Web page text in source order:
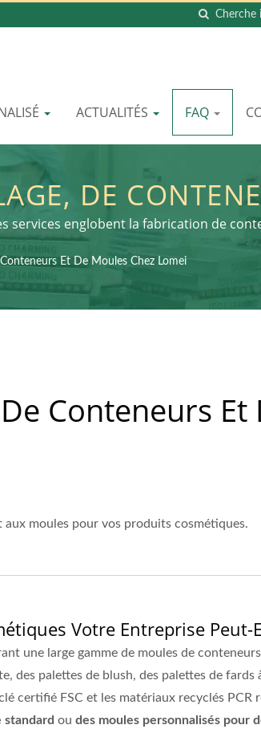
ACTUALITÉS FAQ
DE
LA
DE LA
services englobent la fabrication de
du produit final
Et De Moules Chez Lomei
Conteneurs Et
moules pour vos produits cosmétiques.
Votre Entreprise Peut-
une large gamme de moules de
des palettes de blush, des palettes de fards
certifié FSC et les matériaux recyclés PCR
standard ou des moules personnalisés pour